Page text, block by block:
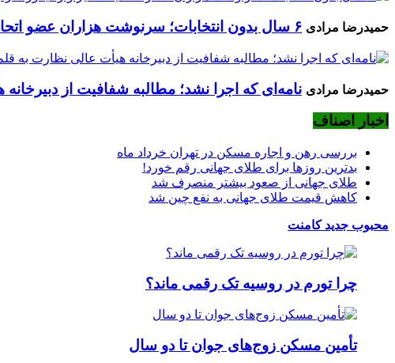
حمیدرضا مرادی ۶ سال بدون انتخابات؛ سرنوشت هزاران عضو اتحادیه گلگیر و رادیاتورساز چه می‌شود؟
حمیدرضا مرادی نامه‌ای که اجرا نشد؛ مطالبه شفافیت از
اخبار اصناف
بررسی رهن و اجاره مسکن در تهران خرداد ماه
بدترین روزها برای طلای جهانی رقم خورد!
طلای جهانی از صعود بیشتر منصرف شد
کاهش قیمت طلای جهانی به نفع چین شد
محبوب جدیدکامنت
چرا تورم در روسیه تک رقمی ماند؟
تأمین مسکن زوج‌های جوان تا دو سال